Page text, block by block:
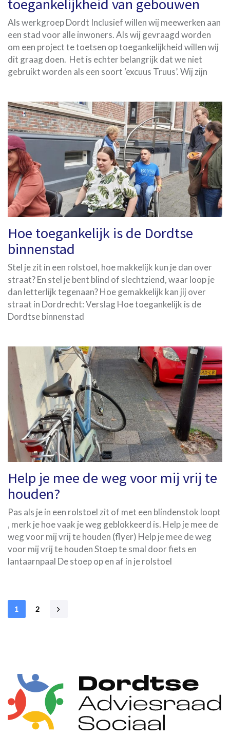
toegankelijkheid van gebouwen
Als werkgroep Dordt Inclusief willen wij meewerken aan
een stad voor alle inwoners. Als wij gevraagd worden
om een project te toetsen op toegankelijkheid willen wij
dit graag doen. Het is echter belangrijk dat we niet
gebruikt worden als een soort ‘excuus Truus’. Wij zijn
Hoe toegankelijk is de Dordtse
binnenstad
Stel je zit in een rolstoel, hoe makkelijk kun je dan over
straat? En stel je bent blind of slechtziend, waar loop je
dan letterlijk tegenaan? Hoe gemakkelijk kan jij over
straat in Dordrecht: Verslag Hoe toegankelijk is de
Dordtse binnenstad
Help je mee de weg voor mij vrij te
houden?
Pas als je in een rolstoel zit of met een blindenstok loopt
, merk je hoe vaak je weg geblokkeerd is. Help je mee de
weg voor mij vrij te houden (flyer) Help je mee de weg
voor mij vrij te houden Stoep te smal door fiets en
lantaarnpaal De stoep op en af in je rolstoel
1 2